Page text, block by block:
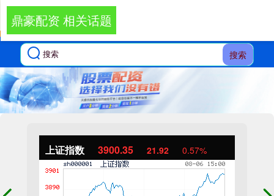
搜索
上证指数 3900.35 21.92 0.57%
鼎豪配资 相关话题